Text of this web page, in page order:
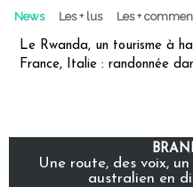
News Les + lus Les +
Le Rwanda, un tourisme à
France, Italie : randonnée
Une route, des voix,
australien en